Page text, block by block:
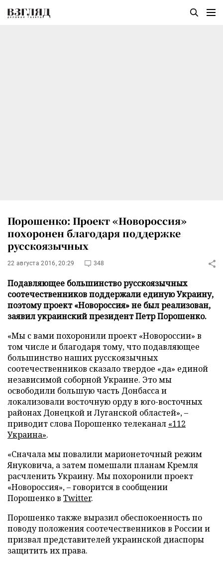
Порошенко: Проект «Новороссия»
похоронен благодаря поддержке
русскоязычных
22 августа 2016, 20:29 348
Подавляющее большинство русскоязычных
соотечественников поддержали единую Украину,
поэтому проект «Новороссия» не был реализован,
заявил украинский президент Петр Порошенко.
«Мы с вами похоронили проект «Новороссии» в
том числе и благодаря тому, что подавляющее
большинство наших русскоязычных
соотечественников сказало твердое «да» единой
независимой соборной Украине. Это мы
освободили большую часть Донбасса и
локализовали восточную орду в юго-восточных
районах Донецкой и Луганской областей», –
приводит слова Порошенко телеканал «112
Украина».
«Сначала мы повалили марионеточный режим
Януковича, а затем помешали планам Кремля
расчленить Украину. Мы похоронили проект
«Новороссия», – говорится в сообщении
Порошенко в Twitter.
Порошенко также выразил обеспокоенность по
поводу положения соотечественников в России и
призвал представителей украинской диаспоры
защитить их права.